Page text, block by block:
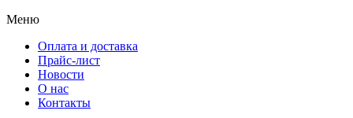
Меню
Оплата и доставка
Прайс-лист
Новости
О нас
Контакты